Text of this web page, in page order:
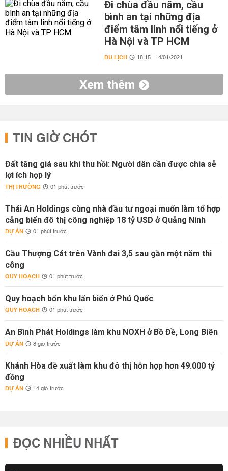
Đi chùa đầu năm, cầu
bình an tại những địa
điểm tâm linh nổi tiếng ở
Hà Nội và TP HCM
DU LỊCH 18:15 | 14/01/2021
Xem thêm
TIN GIỜ CHÓT
Đất tăng giá sau khi thu hồi: Người dân cần được chia sẻ
lợi ích hợp lý
THỊ TRƯỜNG 01 phút trước
Thái An Holdings cùng nhà đầu tư ngoại muốn làm tổ hợp
cảng biển đô thị công nghiệp 18 tỷ USD ở Quảng Ninh
DỰ ÁN 01 phút trước
Cầu Thượng Cát trên Vành đai 3,5 sau gần một năm thi
công
QUY HOẠCH 01 phút trước
Quy hoạch bốn khu lấn biển ở Phú Quốc
QUY HOẠCH 01 phút trước
An Bình Phát Holdings làm khu NOXH ở Bồ Đề, Long Biên
DỰ ÁN 8 giờ trước
Khánh Hòa đề xuất làm khu đô thị hỗn hợp hơn 49.000 tỷ
đồng
DỰ ÁN 14 giờ trước
ĐỌC NHIỀU NHẤT